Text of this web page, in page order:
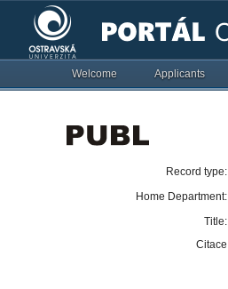
Welcome Applicants
Record type:
Home Department:
Title:
Citace